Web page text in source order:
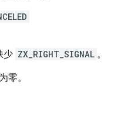
少 ZX_RIGHT_SIGNAL 。
零。